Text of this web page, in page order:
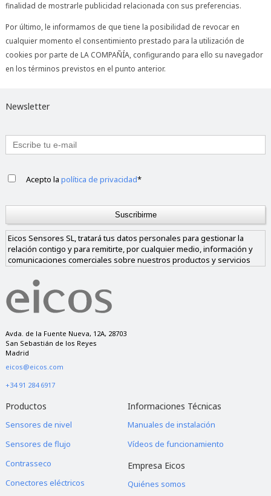
finalidad de mostrarle publicidad relacionada con sus preferencias.
Por último, le informamos de que tiene la posibilidad de revocar en
cualquier momento el consentimiento prestado para la utilización de
cookies por parte de LA COMPAÑÍA, configurando para ello su navegador
en los términos previstos en el punto anterior.
Newsletter
Acepto lapolítica de privacidad*
Eicos Sensores SL, tratará tus datos personales para gestionar la
relación contigo y para remitirte, por cualquier medio, información y
comunicaciones comerciales sobre nuestros productos y servicios
nuestro grupo si nos das tu consentimiento y nunca a empresas
ajenas al mismo. Tienes derecho a acceder, rectificar y suprimir los
datos, así como a otros derechos, como se explica en nuestra política
de privacidad.
Avda. de la Fuente Nueva, 12A, 28703
San Sebastián de los Reyes
Madrid
eicos@eicos.com
+34 91 284 6917
Productos
Sensores de nivel
Sensores de flujo
Contrasseco
Conectores eléctricos
Informaciones Técnicas
Manuales de instalación
Vídeos de funcionamiento
Empresa Eicos
Quiénes somos